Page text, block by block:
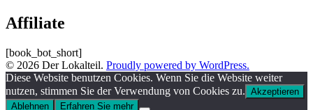
Affiliate
[book_bot_short]
© 2026 Der Lokalteil. Proudly powered by WordPress.
Diese Website benutzen Cookies. Wenn Sie die Website weiter
nutzen, stimmen Sie der Verwendung von Cookies zu. Akzeptieren
Ablehnen
Erfahren Sie mehr